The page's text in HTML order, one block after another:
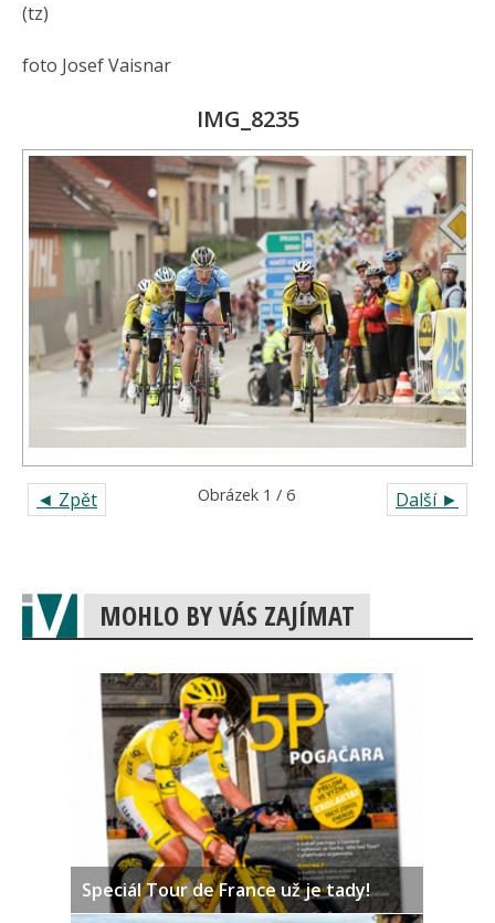
(tz)
foto Josef Vaisnar
IMG_8235
◄ Zpět Další ►
Obrázek 1 / 6
MOHLO BY VÁS ZAJÍMAT
Speciál Tour de France už je tady!